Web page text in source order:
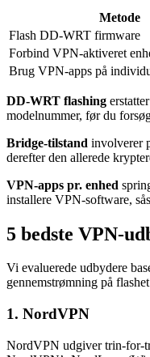
Metode
Flash DD-WRT firmware
Forbind VPN-aktiveret
Brug VPN-apps på
DD-WRT flashing
modelnummer, før du
Bridge-tilstand involverer
derefter den allerede
VPN-apps pr. enhed
installere VPN-software,
5 bedste VPN-
Vi evaluerede udbydere
gennemstrømning på
1. NordVPN
NordVPN udgiver trin-for-